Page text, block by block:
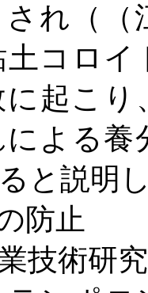
れ（
コロ
起こ
よる
と説明
防止
術研究